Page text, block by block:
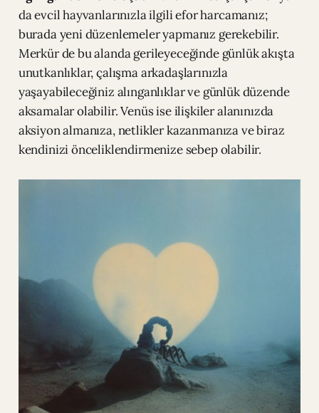
da evcil hayvanlarınızla ilgili efor harcamanız;
burada yeni düzenlemeler yapmanız gerekebilir.
Merkür de bu alanda gerileyeceğinde günlük akışta
unutkanlıklar, çalışma arkadaşlarınızla
yaşayabileceğiniz alınganlıklar ve günlük düzende
aksamalar olabilir. Venüs ise ilişkiler alanınızda
aksiyon almanıza, netlikler kazanmanıza ve biraz
kendinizi önceliklendirmenize sebep olabilir.